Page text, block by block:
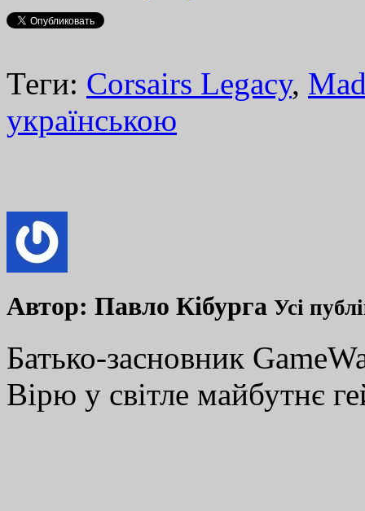
Теги: Corsairs Legacy,
українською
Автор: Павло Кібурга Усі
Батько-засновник
Вірю у світле майбутнє